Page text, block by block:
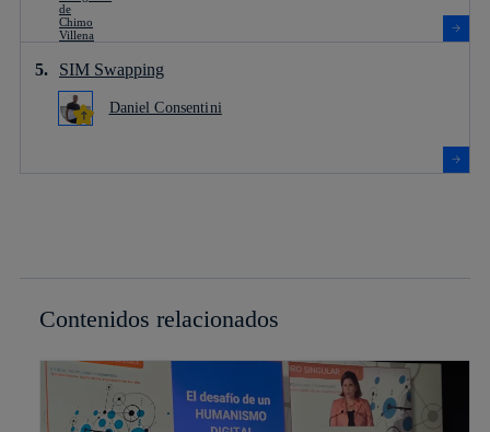
SIM Swapping
Daniel Consentini
Contenidos relacionados